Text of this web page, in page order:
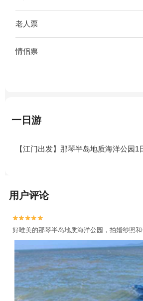
老人票
情侣票
一日游
【江门出发】那琴半岛地质海洋公园1
用户评论


好唯美的那琴半岛地质海洋公园，拍婚纱照